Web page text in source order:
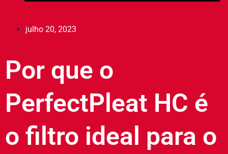
julho 20, 2023
Por que o
PerfectPleat HC é
o filtro ideal para o